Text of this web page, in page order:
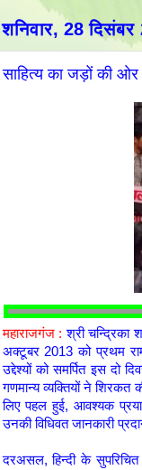
शनिवार, 28 दिसंबर
साहित्य का जड़ों की ओर
महाराजगंज : श्री चन्द्रिका
अक्टूबर 2013 को प्रथम
उद्देश्यों को समर्पित इस
गणमान्य व्यक्तियों ने
लिए पहल हुई, आवश्यक
उनकी विधिवत जानकारी
दरअसल, हिन्दी के